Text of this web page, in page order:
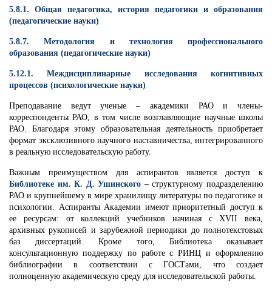
5.8.1. Общая педагогика, история педагогики и образования
(педагогические науки)
5.8.7. Методология и технология профессионального
образования (педагогические науки)
5.12.1. Междисциплинарные исследования когнитивных
процессов (психологические науки)
Преподавание ведут ученые – академики РАО и члены-
корреспонденты РАО, в том числе возглавляющие научные школы
РАО. Благодаря этому образовательная деятельность приобретает
формат эксклюзивного научного наставничества, интегрированного
в реальную исследовательскую работу.
Важным преимуществом для аспирантов является доступ к
Библиотеке им. К. Д. Ушинского – структурному подразделению
РАО и крупнейшему в мире хранилищу литературы по педагогике и
психологии. Аспиранты Академии имеют приоритетный доступ к
ее ресурсам: от коллекций учебников начиная с XVII века,
архивных рукописей и зарубежной периодики до полнотекстовых
баз диссертаций. Кроме того, Библиотека оказывает
консультационную поддержку по работе с РИНЦ и оформлению
библиографии в соответствии с ГОСТами, что создает
полноценную академическую среду для исследовательской работы.